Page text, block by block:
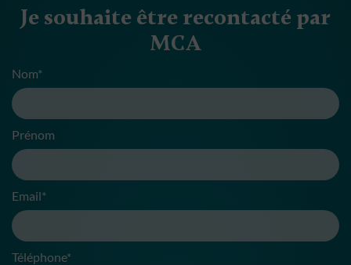
Je souhaite être recontacté par
MCA
Nom*
Prénom
Email*
Téléphone*